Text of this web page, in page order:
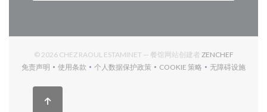
© 2026 CHEZ RAOUL ESTAMINET — 餐馆网站创建者 ZENCHEF((在新窗
免责声明
((在新窗口中打开))
使用条款
((在新窗口中打开))
个人数据保护政策
((在新窗口中打开))
COOKIE 策略
((在新窗口中打开))
无障碍设施
((在新窗口